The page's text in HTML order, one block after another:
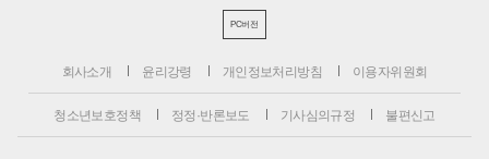
PC버전
회사소개 윤리강령 개인정보처리방침 이용자위원회
청소년보호정책 정정·반론보도 기사심의규정 불편신고